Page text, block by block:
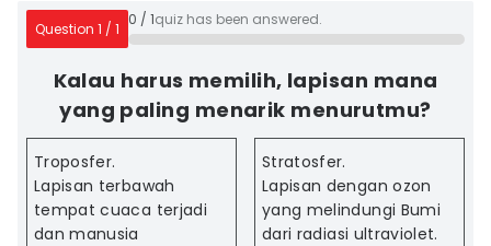
Question 1 / 1
0 / 1quiz has been answered.
Kalau harus memilih, lapisan mana
yang paling menarik menurutmu?
Troposfer.
Lapisan terbawah
tempat cuaca terjadi
dan manusia
Stratosfer.
Lapisan dengan ozon
yang melindungi Bumi
dari radiasi ultraviolet.